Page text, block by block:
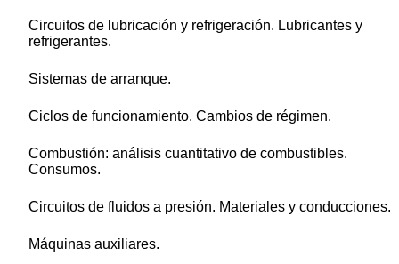
Circuitos de lubricación y refrigeración. Lubricantes y
refrigerantes.
Sistemas de arranque.
Ciclos de funcionamiento. Cambios de régimen.
Combustión: análisis cuantitativo de combustibles.
Consumos.
Circuitos de fluidos a presión. Materiales y conducciones.
Máquinas auxiliares.